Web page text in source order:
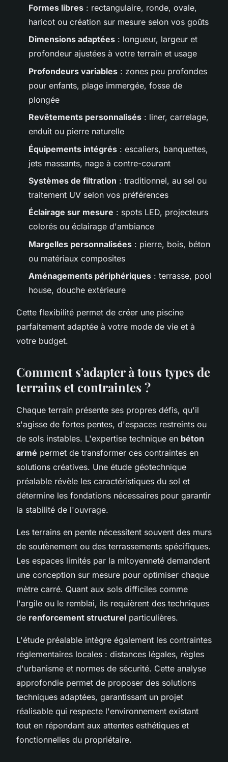
Formes libres : rectangulaire, ronde, ovale,
haricot ou création sur mesure selon vos goûts
Dimensions adaptées : longueur, largeur et
profondeur ajustées à votre terrain et usage
Profondeurs variables : zones peu profondes
pour enfants, plage immergée, fosse de
plongée
Revêtements personnalisés : liner, carrelage,
enduit ou pierre naturelle
Équipements intégrés : escaliers, banquettes,
jets massants, nage à contre-courant
Systèmes de filtration : traditionnel, au sel ou
traitement UV selon vos préférences
Éclairage sur mesure : spots LED, projecteurs
colorés ou éclairage d'ambiance
Margelles personnalisées : pierre, bois, béton
ou matériaux composites
Aménagements périphériques : terrasse, pool
house, douche extérieure
Cette flexibilité permet de créer une piscine
parfaitement adaptée à votre mode de vie et à
votre budget.
Comment s'adapter à tous types de
terrains et contraintes ?
Chaque terrain présente ses propres défis, qu'il
s'agisse de fortes pentes, d'espaces restreints ou
de sols instables. L'expertise technique en béton
armé permet de transformer ces contraintes en
solutions créatives. Une étude géotechnique
préalable révèle les caractéristiques du sol et
détermine les fondations nécessaires pour garantir
la stabilité de l'ouvrage.
Les terrains en pente nécessitent souvent des murs
de soutènement ou des terrassements spécifiques.
Les espaces limités par la mitoyenneté demandent
une conception sur mesure pour optimiser chaque
mètre carré. Quant aux sols difficiles comme
l'argile ou le remblai, ils requièrent des techniques
de renforcement structurel particulières.
L'étude préalable intègre également les contraintes
réglementaires locales : distances légales, règles
d'urbanisme et normes de sécurité. Cette analyse
approfondie permet de proposer des solutions
techniques adaptées, garantissant un projet
réalisable qui respecte l'environnement existant
tout en répondant aux attentes esthétiques et
fonctionnelles du propriétaire.